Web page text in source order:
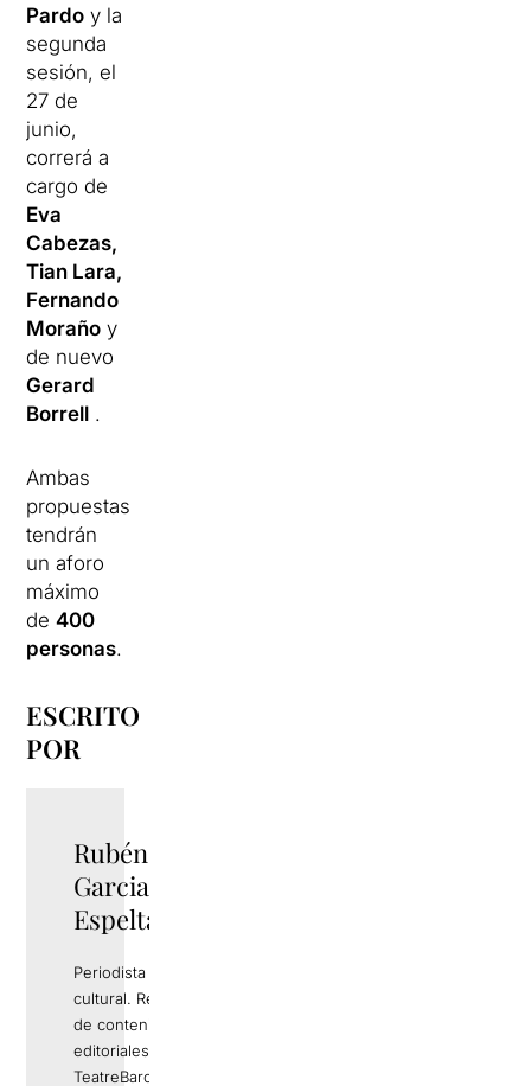
Pardo y la
segunda
sesión, el
27 de
junio,
correrá a
cargo de
Eva
Cabezas,
Tian Lara,
Fernando
Moraño y
de nuevo
Gerard
Borrell .
Ambas
propuestas
tendrán
un aforo
máximo
de400
personas.
ESCRITO
POR
Rubén
Garcia
Espelta
Periodista y gestor
cultural. Responsable
de contenidos
editoriales de
TeatreBarcelona.com.